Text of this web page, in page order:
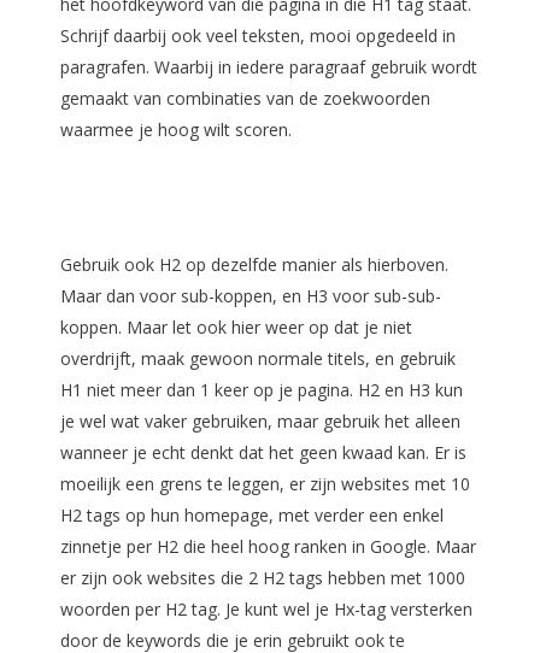
Schrijf daarbij ook veel teksten, mooi opgedeeld in
paragrafen. Waarbij in iedere paragraaf gebruik wordt
gemaakt van combinaties van de zoekwoorden
waarmee je hoog wilt scoren.
Gebruik ook H2 op dezelfde manier als hierboven.
Maar dan voor sub-koppen, en H3 voor sub-sub-
koppen. Maar let ook hier weer op dat je niet
overdrijft, maak gewoon normale titels, en gebruik
H1 niet meer dan 1 keer op je pagina. H2 en H3 kun
je wel wat vaker gebruiken, maar gebruik het alleen
wanneer je echt denkt dat het geen kwaad kan. Er is
moeilijk een grens te leggen, er zijn websites met 10
H2 tags op hun homepage, met verder een enkel
zinnetje per H2 die heel hoog ranken in Google. Maar
er zijn ook websites die 2 H2 tags hebben met 1000
woorden per H2 tag. Je kunt wel je Hx-tag versterken
door de keywords die je erin gebruikt ook te